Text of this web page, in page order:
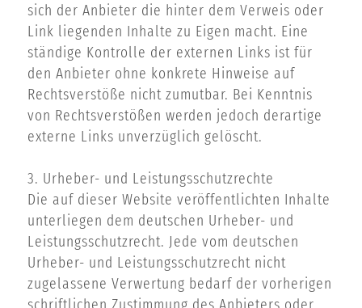
sich der Anbieter die hinter dem Verweis oder
Link liegenden Inhalte zu Eigen macht. Eine
ständige Kontrolle der externen Links ist für
den Anbieter ohne konkrete Hinweise auf
Rechtsverstöße nicht zumutbar. Bei Kenntnis
von Rechtsverstößen werden jedoch derartige
externe Links unverzüglich gelöscht.
3. Urheber- und Leistungsschutzrechte
Die auf dieser Website veröffentlichten Inhalte
unterliegen dem deutschen Urheber- und
Leistungsschutzrecht. Jede vom deutschen
Urheber- und Leistungsschutzrecht nicht
zugelassene Verwertung bedarf der vorherigen